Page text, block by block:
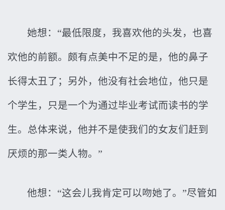
她想：“最低限度，我喜欢他的头发，也喜
欢他的前额。颇有点美中不足的是，他的鼻子
长得太丑了；另外，他没有社会地位，他只是
个学生，只是一个为通过毕业考试而读书的学
生。总体来说，他并不是使我们的女友们赶到
厌烦的那一类人物。”
他想：“这会儿我肯定可以吻她了。”尽管如